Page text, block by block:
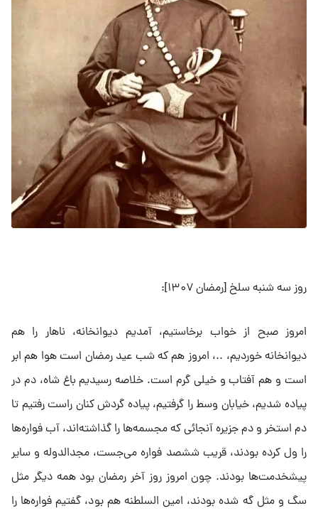
روز سه شنبه سلخ [رمضان ۱۳۰۷]:
امروز صبح از خواب برخاستیم، آمدیم دیوانخانه، ناهار را هم
دیوانخانه خوردیم، ..، امروز هم که شب عید رمضان است هوا هم ابر
است و هم آفتاب و خیلی گرم است. خلاصه رسیدیم باغ شاه، دم در
پیاده شدیم، خیابان وسط را گرفتیم، پیاده گردش کنان راست رفتیم تا
دم استخر و دم جزیره آنجائی که مجسمه‌ها را گذاشته‌اند، آب فواره‌ها
را ول کرده بودند، قریب ششصد فواره می‌جست، مجدالدوله و سایر
پیشخدمت‌ها بودند. چون امروز روز آخر رمضان بود همه دیگر مثل
سگ و مثل گه شده بودند، امین السلطنه هم بود، گفتیم فواره‌ها را